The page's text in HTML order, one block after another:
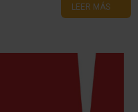
del Ciclo